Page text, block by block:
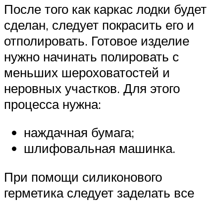
После того как каркас лодки будет
сделан, следует покрасить его и
отполировать. Готовое изделие
нужно начинать полировать с
меньших шероховатостей и
неровных участков. Для этого
процесса нужна:
наждачная бумага;
шлифовальная машинка.
При помощи силиконового
герметика следует заделать все